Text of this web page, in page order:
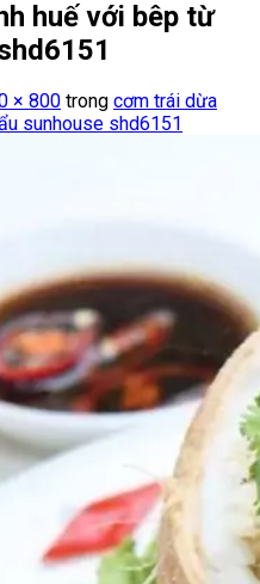
huế với bêp từ
× 800 trong cơm trái dừa
sunhouse shd6151